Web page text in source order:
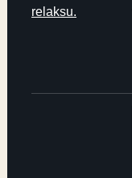
relaksu.